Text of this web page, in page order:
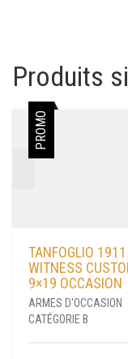
Produits
PROMO
TANFOGLIO 1911
WITNESS
9×19 OCCASION
ARMES D'OCCASION
CATÉGORIE B